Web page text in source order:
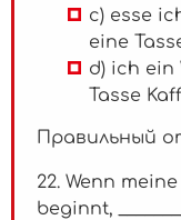
c) esse
eine
d) ich ein
Tasse
Правильный
22. Wenn
beginnt,